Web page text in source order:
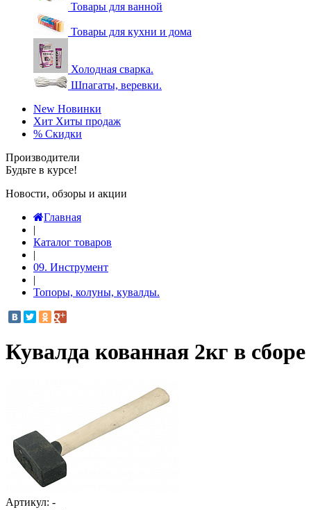
Товары для ванной
Товары для кухни и дома
Холодная сварка.
Шпагаты, веревки.
New Новинки
Хит Хиты продаж
% Скидки
Производители
Будьте в курсе!
Новости, обзоры и акции
Главная
|
Каталог товаров
|
09. Инструмент
|
Топоры, колуны, кувалды.
Кувалда кованная 2кг в сборе
Артикул: -